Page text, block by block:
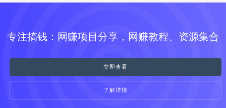
专注搞钱：网赚项目分享，网赚教程、资源集合
立即查看
了解详情